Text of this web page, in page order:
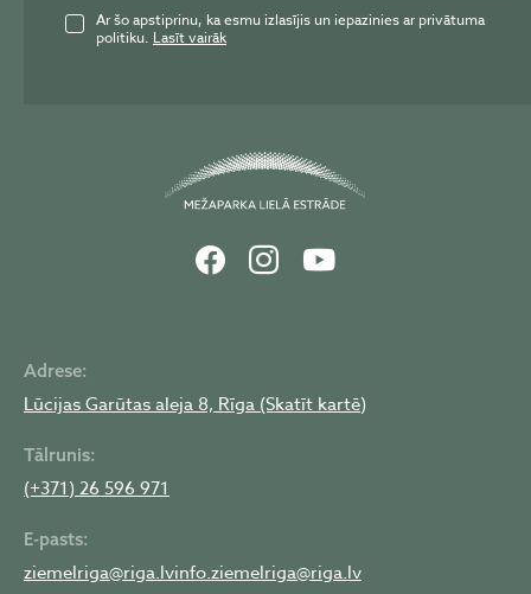
Adrese:
Lūcijas Garūtas aleja 8, Rīga (Skatīt kartē)
Tālrunis:
(+371) 26 596 971
E-pasts:
ziemelriga@riga.lvinfo.ziemelriga@riga.lv
Ar šo apstiprinu, ka esmu izlasījis un iepazinies ar privātuma
politiku. Lasīt vairāk